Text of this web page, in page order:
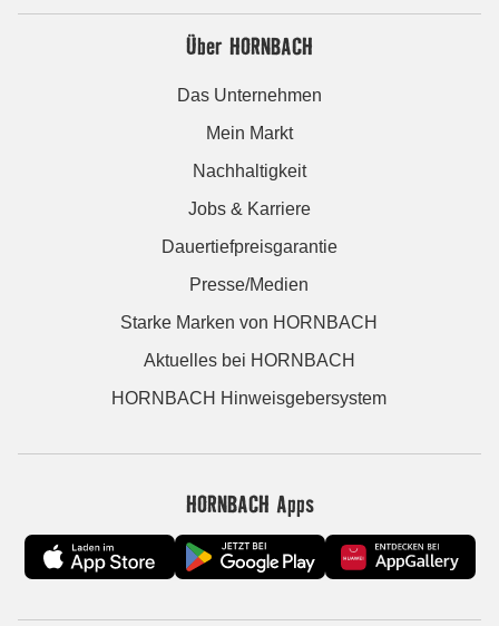
Über HORNBACH
Das Unternehmen
Mein Markt
Nachhaltigkeit
Jobs & Karriere
Dauertiefpreisgarantie
Presse/Medien
Starke Marken von HORNBACH
Aktuelles bei HORNBACH
HORNBACH Hinweisgebersystem
HORNBACH Apps